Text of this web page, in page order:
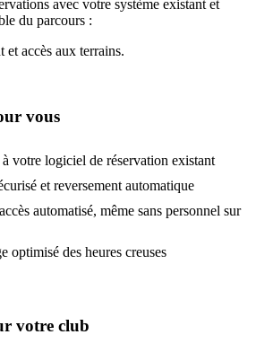
avec votre système existant et
du parcours :
et accès aux terrains.
vous
votre logiciel de réservation existant
et reversement automatique
automatisé, même sans personnel sur
optimisé des heures creuses
votre club